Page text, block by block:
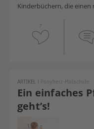
Kinderbüchern, die einen
7
Ein einfaches
geht’s!
ARTIKEL | Ponyherz-Malschule